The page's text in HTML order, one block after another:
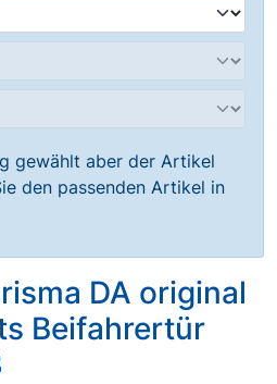
gewählt aber der Artikel
den passenden Artikel in
DA original
Beifahrertür